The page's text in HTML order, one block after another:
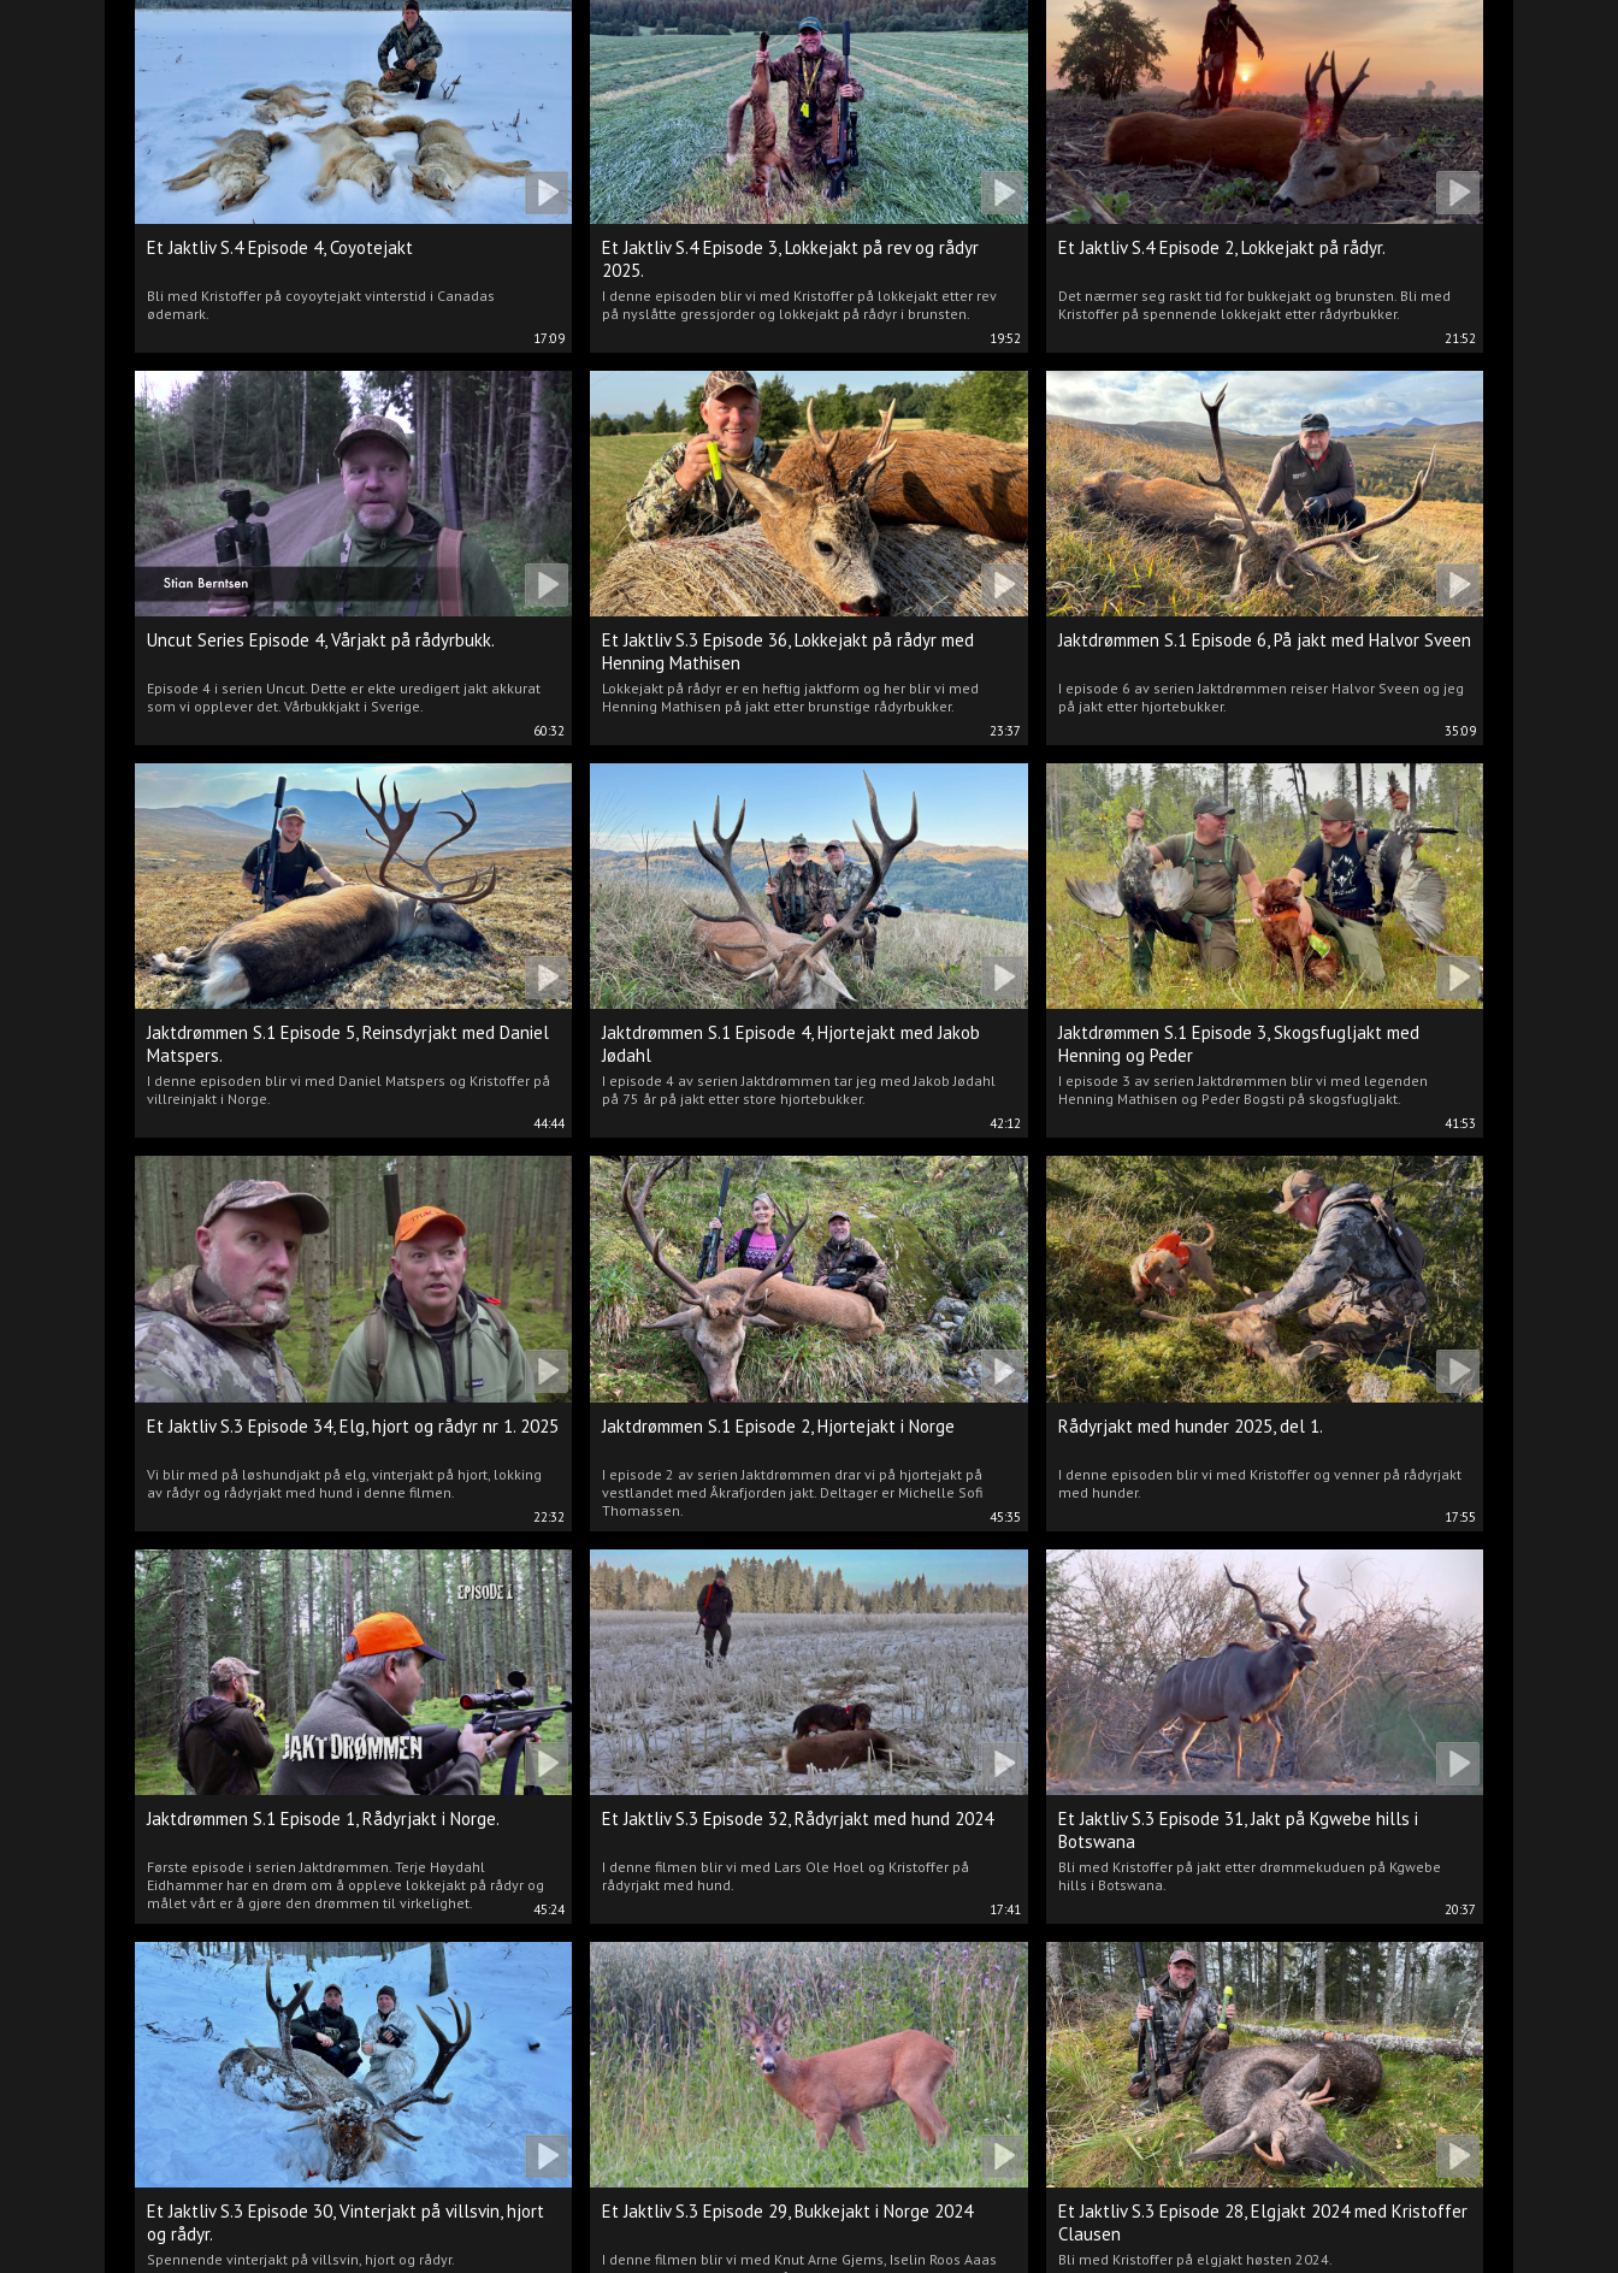
17:09
Et Jaktliv S.4 Episode 4, Coyotejakt
Bli med Kristoffer på coyoytejakt vinterstid i Canadas
ødemark.
19:52
Et Jaktliv S.4 Episode 3, Lokkejakt på rev og rådyr
2025.
I denne episoden blir vi med Kristoffer på lokkejakt etter rev
på nyslåtte gressjorder og lokkejakt på rådyr i brunsten.
21:52
Et Jaktliv S.4 Episode 2, Lokkejakt på rådyr.
Det nærmer seg raskt tid for bukkejakt og brunsten. Bli med
Kristoffer på spennende lokkejakt etter rådyrbukker.
60:32
Uncut Series Episode 4, Vårjakt på rådyrbukk.
Episode 4 i serien Uncut. Dette er ekte uredigert jakt akkurat
som vi opplever det. Vårbukkjakt i Sverige.
23:37
Et Jaktliv S.3 Episode 36, Lokkejakt på rådyr med
Henning Mathisen
Lokkejakt på rådyr er en heftig jaktform og her blir vi med
Henning Mathisen på jakt etter brunstige rådyrbukker.
35:09
Jaktdrømmen S.1 Episode 6, På jakt med Halvor Sveen
I episode 6 av serien Jaktdrømmen reiser Halvor Sveen og jeg
på jakt etter hjortebukker.
44:44
Jaktdrømmen S.1 Episode 5, Reinsdyrjakt med Daniel
Matspers.
I denne episoden blir vi med Daniel Matspers og Kristoffer på
villreinjakt i Norge.
42:12
Jaktdrømmen S.1 Episode 4, Hjortejakt med Jakob
Jødahl
I episode 4 av serien Jaktdrømmen tar jeg med Jakob Jødahl
på 75 år på jakt etter store hjortebukker.
41:53
Jaktdrømmen S.1 Episode 3, Skogsfugljakt med
Henning og Peder
I episode 3 av serien Jaktdrømmen blir vi med legenden
Henning Mathisen og Peder Bogsti på skogsfugljakt.
22:32
Et Jaktliv S.3 Episode 34, Elg, hjort og rådyr nr 1. 2025
Vi blir med på løshundjakt på elg, vinterjakt på hjort, lokking
av rådyr og rådyrjakt med hund i denne filmen.
45:35
Jaktdrømmen S.1 Episode 2, Hjortejakt i Norge
I episode 2 av serien Jaktdrømmen drar vi på hjortejakt på
vestlandet med Åkrafjorden jakt. Deltager er Michelle Sofi
Thomassen.
17:55
Rådyrjakt med hunder 2025, del 1.
I denne episoden blir vi med Kristoffer og venner på rådyrjakt
med hunder.
45:24
Jaktdrømmen S.1 Episode 1, Rådyrjakt i Norge.
Første episode i serien Jaktdrømmen. Terje Høydahl
Eidhammer har en drøm om å oppleve lokkejakt på rådyr og
målet vårt er å gjøre den drømmen til virkelighet.
17:41
Et Jaktliv S.3 Episode 32, Rådyrjakt med hund 2024
I denne filmen blir vi med Lars Ole Hoel og Kristoffer på
rådyrjakt med hund.
20:37
Et Jaktliv S.3 Episode 31, Jakt på Kgwebe hills i
Botswana
Bli med Kristoffer på jakt etter drømmekuduen på Kgwebe
hills i Botswana.
Et Jaktliv S.3 Episode 30, Vinterjakt på villsvin, hjort
og rådyr.
Spennende vinterjakt på villsvin, hjort og rådyr.
Et Jaktliv S.3 Episode 29, Bukkejakt i Norge 2024
I denne filmen blir vi med Knut Arne Gjems, Iselin Roos Aaas
Et Jaktliv S.3 Episode 28, Elgjakt 2024 med Kristoffer
Clausen
Bli med Kristoffer på elgjakt høsten 2024.